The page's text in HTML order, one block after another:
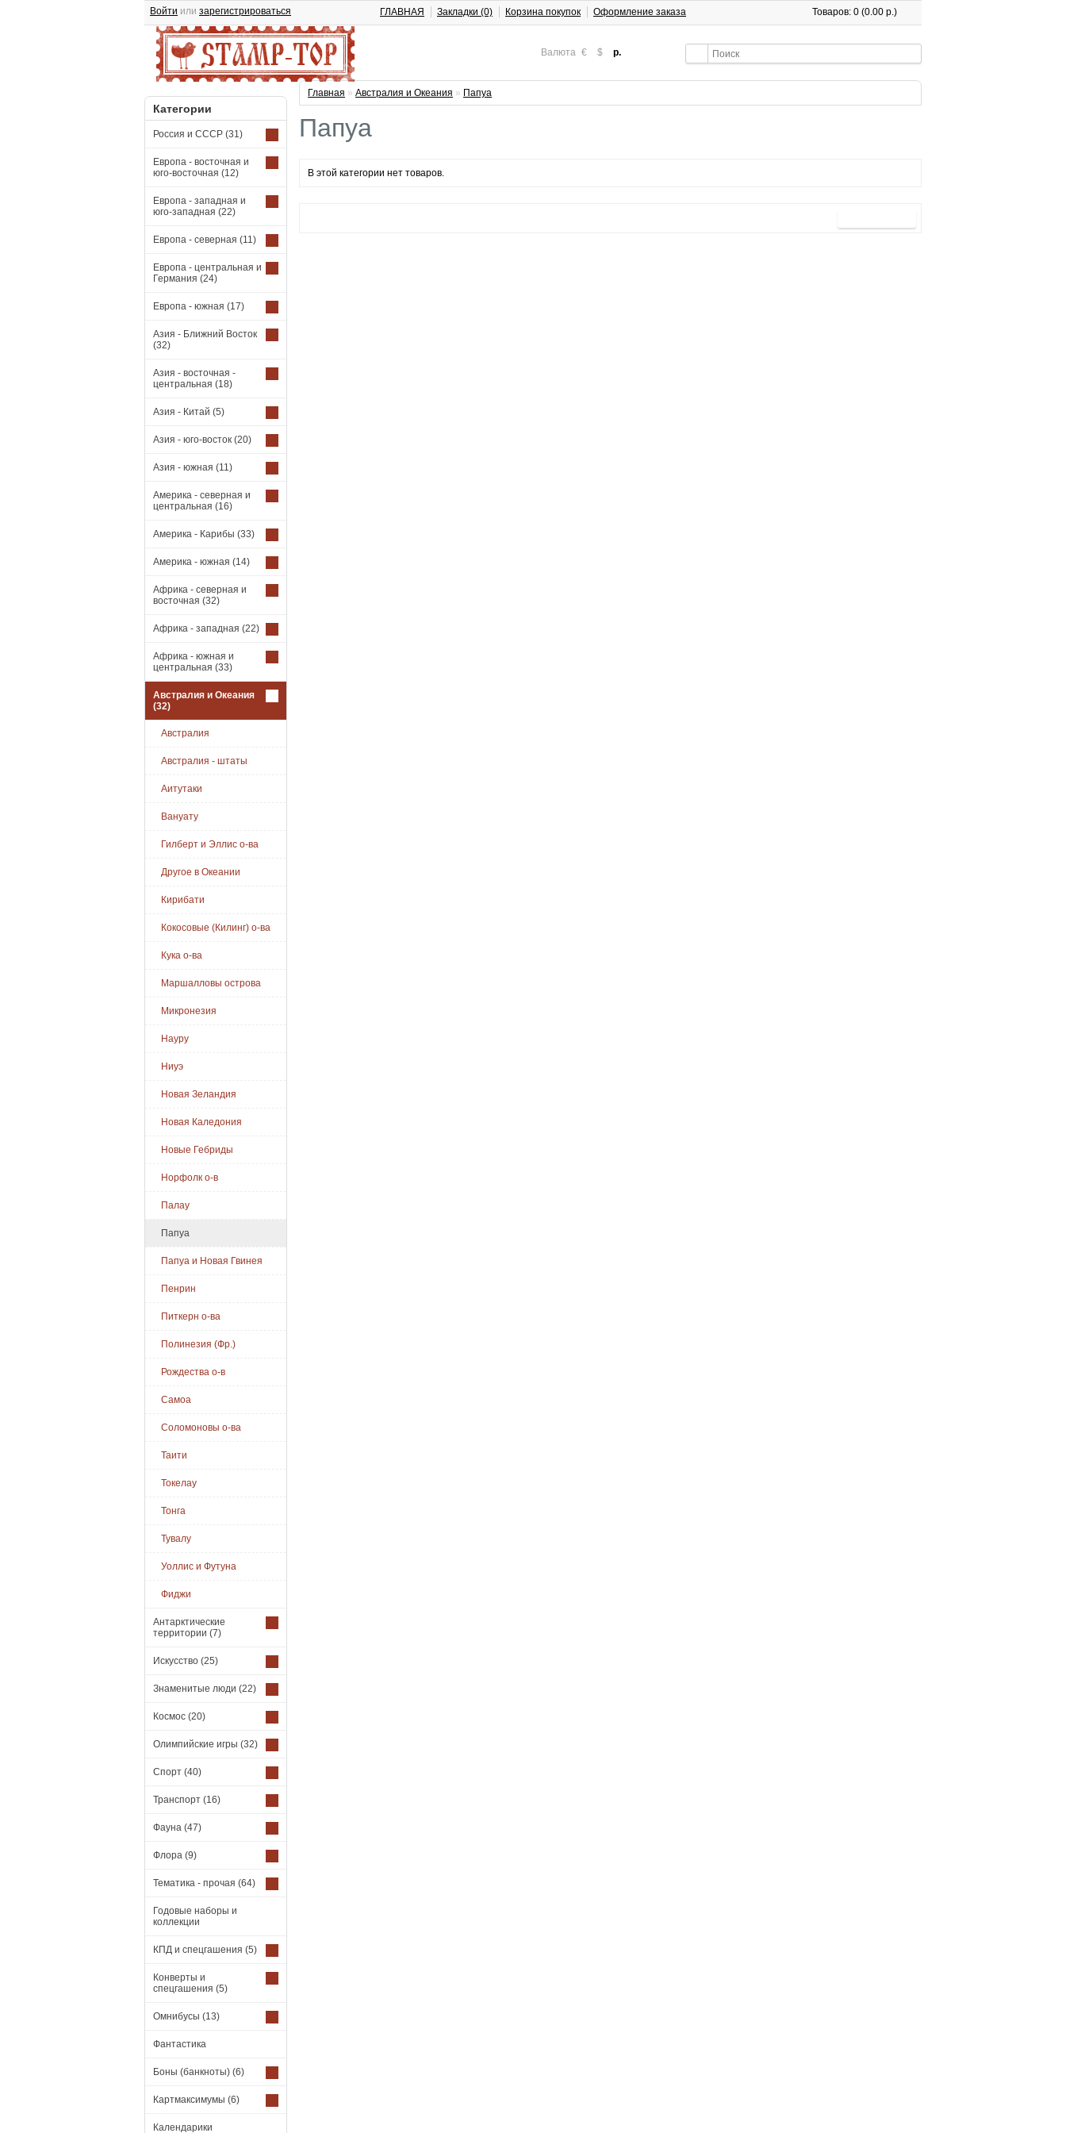
Валюта € $ р.
Товаров: 0 (0.00 р.)
Войти или зарегистрироваться ГЛАВНАЯ Закладки (0) Корзина покупок Оформление заказа
Категории
Россия и СССР (31)
Европа - восточная и
юго-восточная (12)
Европа - западная и
юго-западная (22)
Европа - северная (11)
Европа - центральная и
Германия (24)
Европа - южная (17)
Азия - Ближний Восток
(32)
Азия - восточная -
центральная (18)
Азия - Китай (5)
Азия - юго-восток (20)
Азия - южная (11)
Америка - северная и
центральная (16)
Америка - Карибы (33)
Америка - южная (14)
Африка - северная и
восточная (32)
Африка - западная (22)
Африка - южная и
центральная (33)
Австралия и Океания
(32)
Австралия
Австралия - штаты
Аитутаки
Вануату
Гилберт и Эллис о-ва
Другое в Океании
Кирибати
Кокосовые (Килинг) о-ва
Кука о-ва
Маршалловы острова
Микронезия
Науру
Ниуэ
Новая Зеландия
Новая Каледония
Новые Гебриды
Норфолк о-в
Палау
Папуа
Папуа и Новая Гвинея
Пенрин
Питкерн о-ва
Полинезия (Фр.)
Рождества о-в
Самоа
Соломоновы о-ва
Таити
Токелау
Тонга
Тувалу
Уоллис и Футуна
Фиджи
Антарктические
территории (7)
Искусство (25)
Знаменитые люди (22)
Космос (20)
Олимпийские игры (32)
Спорт (40)
Транспорт (16)
Фауна (47)
Флора (9)
Тематика - прочая (64)
Годовые наборы и
коллекции
КПД и спецгашения (5)
Конверты и
спецгашения (5)
Омнибусы (13)
Фантастика
Боны (банкноты) (6)
Картмаксимумы (6)
Календарики
Главная » Австралия и Океания » Папуа
Папуа
В этой категории нет товаров.